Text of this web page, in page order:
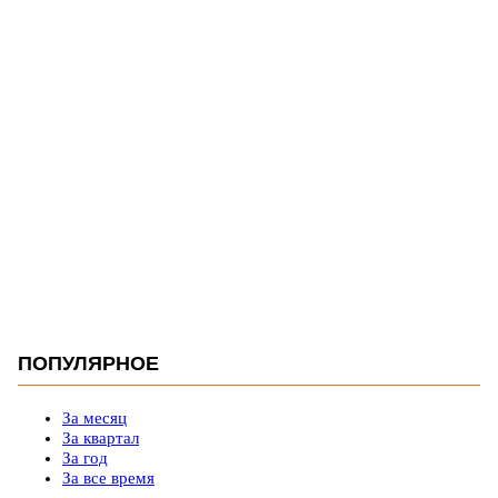
ПОПУЛЯРНОЕ
За месяц
За квартал
За год
За все время